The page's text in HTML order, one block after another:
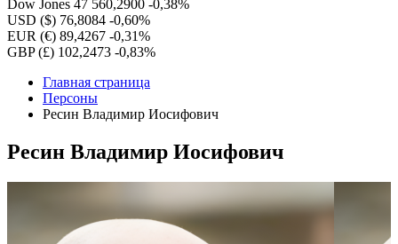
Dow Jones 47 560,2900 -0,38%
USD ($) 76,8084 -0,60%
EUR (€) 89,4267 -0,31%
GBP (£) 102,2473 -0,83%
Главная страница
Персоны
Ресин Владимир Иосифович
Ресин Владимир Иосифович